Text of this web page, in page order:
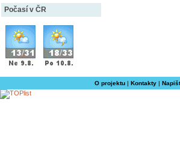
Počasí v ČR
O projektu| Kontakty|